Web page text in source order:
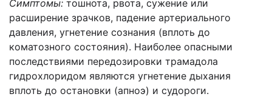
Симптомы: тошнота, рвота, сужение или
расширение зрачков, падение артериального
давления, угнетение сознания (вплоть до
коматозного состояния). Наиболее опасными
последствиями передозировки трамадола
гидрохлоридом являются угнетение дыхания
вплоть до остановки (апноэ) и судороги.